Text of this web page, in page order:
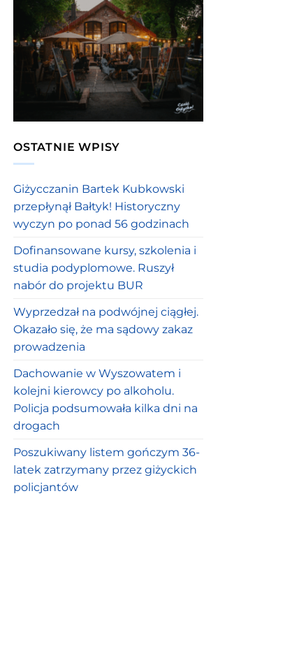
OSTATNIE WPISY
Giżycczanin Bartek Kubkowski
przepłynął Bałtyk! Historyczny
wyczyn po ponad 56 godzinach
Dofinansowane kursy, szkolenia i
studia podyplomowe. Ruszył
nabór do projektu BUR
Wyprzedzał na podwójnej ciągłej.
Okazało się, że ma sądowy zakaz
prowadzenia
Dachowanie w Wyszowatem i
kolejni kierowcy po alkoholu.
Policja podsumowała kilka dni na
drogach
Poszukiwany listem gończym 36-
latek zatrzymany przez giżyckich
policjantów